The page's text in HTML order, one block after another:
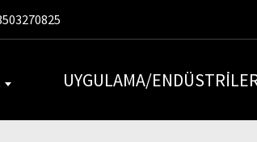
UYGULAMA/